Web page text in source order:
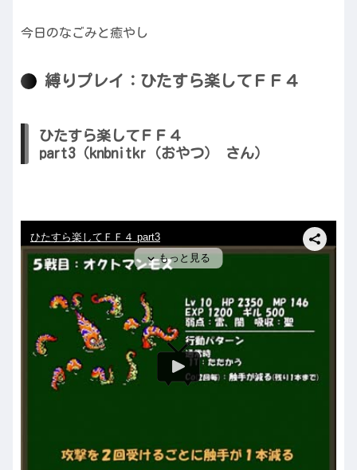
今日のなごみと癒やし
縛りプレイ：ひたすら楽してＦＦ４
ひたすら楽してＦＦ４
part3（knbnitkr（おやつ） さん）